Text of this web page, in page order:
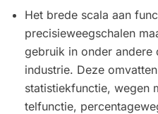
Het brede scala aan
precisieweegschalen
gebruik in onder andere
industrie. Deze
statistiekfunctie, wegen
telfunctie,